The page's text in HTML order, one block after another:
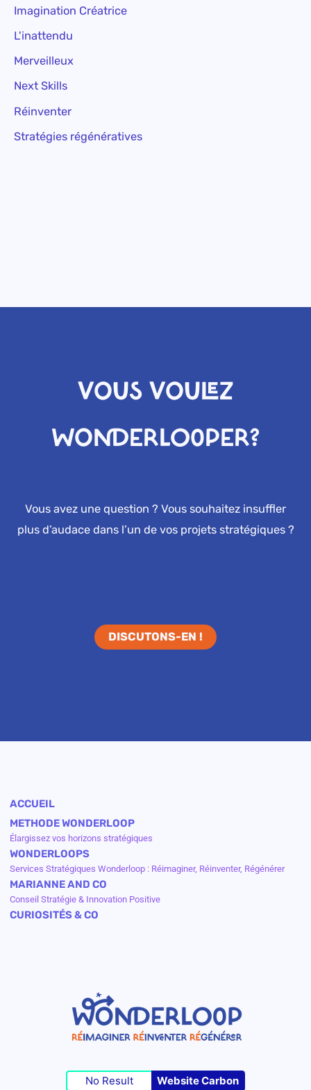
Imagination Créatrice
L'inattendu
Merveilleux
Next Skills
Réinventer
Stratégies régénératives
VOUS VOULEZ
WONDERLOOPER?
Vous avez une question ? Vous souhaitez insuffler
plus d’audace dans l’un de vos projets stratégiques ?
DISCUTONS-EN !
ACCUEIL
METHODE WONDERLOOP
Élargissez vos horizons stratégiques
WONDERLOOPS
Services Stratégiques Wonderloop : Réimaginer, Réinventer, Régénérer
MARIANNE AND CO
Conseil Stratégie & Innovation Positive
CURIOSITÉS & CO
No Result Website Carbon